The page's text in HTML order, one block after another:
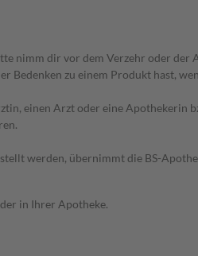
nimm dir vor dem Verzehr oder
Bedenken zu einem Produkt hast,
einen Arzt oder eine Apothekerin
werden, übernimmt die BS-
in Ihrer Apotheke.